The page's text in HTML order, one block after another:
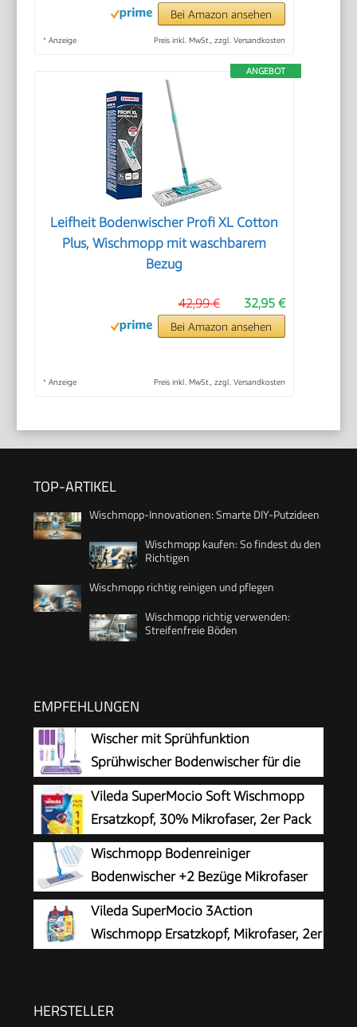
Bei Amazon ansehen
* Anzeige Preis inkl. MwSt., zzgl. Versandkosten
ANGEBOT
Leifheit Bodenwischer Profi XL Cotton
Plus, Wischmopp mit waschbarem
Bezug
32,95 €
42,99 €
Bei Amazon ansehen
* Anzeige Preis inkl. MwSt., zzgl. Versandkosten
TOP-ARTIKEL
Wischmopp-Innovationen: Smarte DIY-Putzideen
Wischmopp kaufen: So findest du den
Richtigen
Wischmopp richtig reinigen und pflegen
Wischmopp richtig verwenden:
Streifenfreie Böden
EMPFEHLUNGEN
Wischer mit Sprühfunktion
Sprühwischer Bodenwischer für die
Bodenreinigung
Vileda SuperMocio Soft Wischmopp
Ersatzkopf, 30% Mikrofaser, 2er Pack
Wischmopp Bodenreiniger
Bodenwischer +2 Bezüge Mikrofaser
Mopp + Teleskopstiel
Vileda SuperMocio 3Action
Wischmopp Ersatzkopf, Mikrofaser, 2er
HERSTELLER